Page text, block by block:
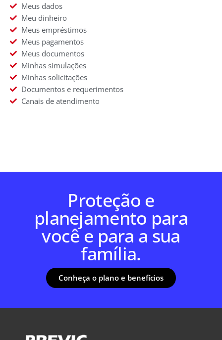
Meus dados
Meu dinheiro
Meus empréstimos
Meus pagamentos
Meus documentos
Minhas simulações
Minhas solicitações
Documentos e requerimentos
Canais de atendimento
Proteção e
planejamento para
você e para a sua
família.
Conheça o plano e benefícios